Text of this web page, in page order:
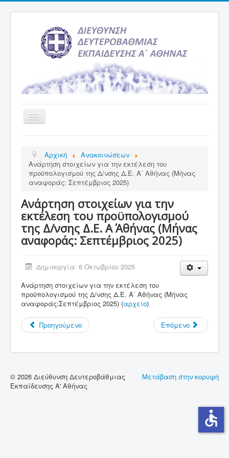
Εναλλαγή
πλοήγησης
Υπηρεσία Ενημέρωσης
Τελευταία νέα
Εκδρομές
Δραστηριότητες Σχολείων
Σύνδεσμοι
Επικοινωνία
Αρχική
Ανακοινώσεων
Ανάρτηση στοιχείων για την εκτέλεση του
προϋπολογισμού της Δ/νσης Δ.Ε. Α΄ Αθήνας (Μήνας
αναφοράς: Σεπτέμβριος 2025)
Ανάρτηση στοιχείων για την
εκτέλεση του προϋπολογισμού
της Δ/νσης Δ.Ε. Α΄ Αθήνας (Μήνας
αναφοράς: Σεπτέμβριος 2025)
Δημιουργία: 6 Οκτωβρίου 2025
Ανάρτηση στοιχείων για την εκτέλεση του
προϋπολογισμού της Δ/νσης Δ.Ε. Α΄ Αθήνας (Μήνας
αναφοράς:Σεπτέμβριος 2025) (αρχείο)
Προηγούμενο Επόμενο
Μετάβαση στην κορυφή
© 2026 Διεύθυνση Δευτεροβάθμιας
Εκπαίδευσης Α' Αθήνας
accessible